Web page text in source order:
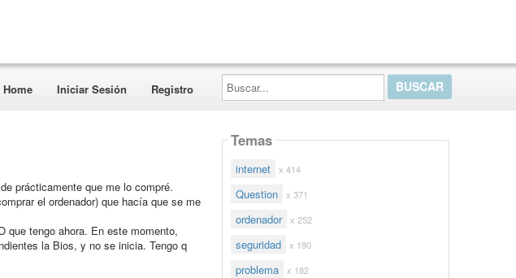
Home Iniciar Sesión Registro
Buscar...
prácticamente que me lo compré.
el ordenador) que hacía que se me
que tengo ahora. En este momento,
la Bios, y no se inicia. Tengo q
Temas
internet x 414
Question x 371
ordenador x 252
seguridad x 190
problema x 182